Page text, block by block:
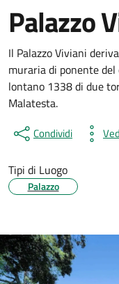
Palazzo
Il Palazzo Viviani
muraria di ponente
lontano 1338 di due
Malatesta.
Condividi
Tipi di Luogo
Palazzo